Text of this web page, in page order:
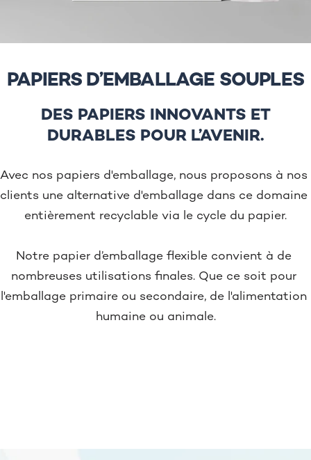
PAPIERS D’EMBALLAGE SOUPLES
DES PAPIERS INNOVANTS ET
DURABLES POUR L’AVENIR.
Avec nos papiers d'emballage, nous proposons à nos
clients une alternative d'emballage dans ce domaine
entièrement recyclable via le cycle du papier.
Notre papier d’emballage flexible convient à de
nombreuses utilisations finales. Que ce soit pour
l'emballage primaire ou secondaire, de l'alimentation
humaine ou animale.